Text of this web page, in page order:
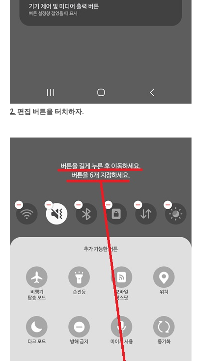
2. 편집 버튼을 터치하자.